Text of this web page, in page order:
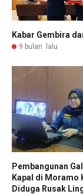
Kabar Gembira
9 bulan lalu
Pembangunan
Kapal di Moramo
Diduga Rusak